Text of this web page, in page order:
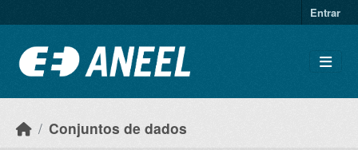
Entrar
Conjuntos de dados